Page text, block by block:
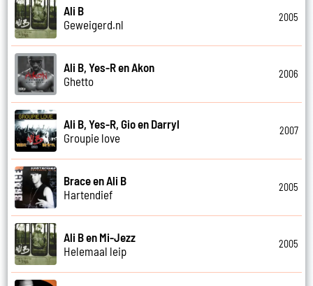
Ali B
Geweigerd.nl
2005
Ali B, Yes-R en Akon
Ghetto
2006
Ali B, Yes-R, Gio en Darryl
Groupie love
2007
Brace en Ali B
Hartendief
2005
Ali B en Mi-Jezz
Helemaal leip
2005